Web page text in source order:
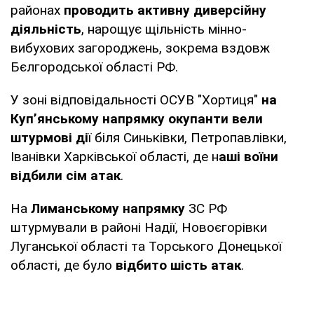
районах проводить активну диверсійну
діяльність, нарощує щільність мінно-
вибухових загороджень, зокрема вздовж
Бєлгородської області РФ.
У зоні відповідальності ОСУВ "Хортиця" на
Куп’янському напрямку окупанти вели
штурмові дії біля Синьківки, Петропавлівки,
Іванівки Харківської області, де наші воїни
відбили сім атак.
На Лиманському напрямку ЗС РФ
штурмували в районі Надії, Новоєгорівки
Луганської області та Торського Донецької
області, де було відбито шість атак.